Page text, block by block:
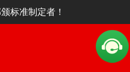
标准制定者！